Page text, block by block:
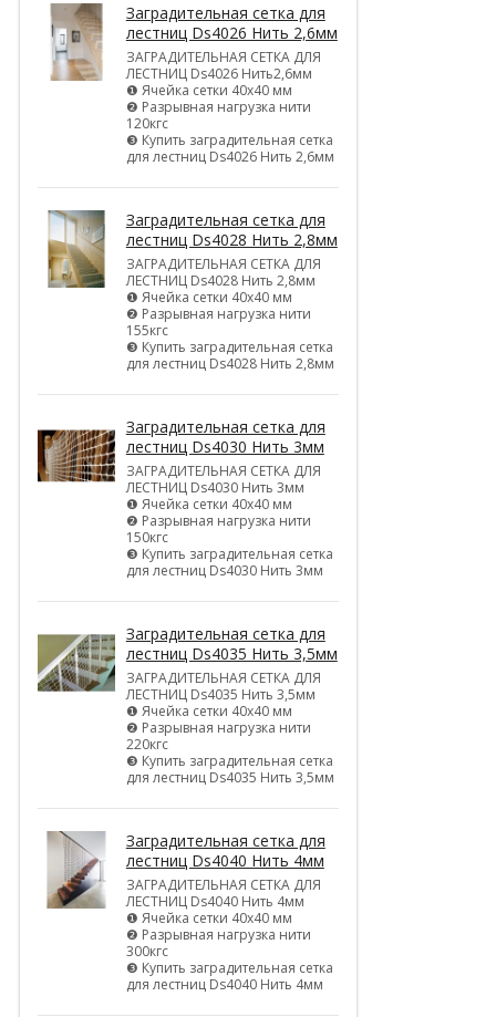
Заградительная сетка для
лестниц Ds4026 Нить 2,6мм
ЗАГРАДИТЕЛЬНАЯ СЕТКА ДЛЯ
ЛЕСТНИЦ Ds4026 Нить2,6мм
❶ Ячейка сетки 40х40 мм
❷ Разрывная нагрузка нити
120кгс
❸ Купить заградительная сетка
для лестниц Ds4026 Нить 2,6мм
Заградительная сетка для
лестниц Ds4028 Нить 2,8мм
ЗАГРАДИТЕЛЬНАЯ СЕТКА ДЛЯ
ЛЕСТНИЦ Ds4028 Нить 2,8мм
❶ Ячейка сетки 40х40 мм
❷ Разрывная нагрузка нити
155кгс
❸ Купить заградительная сетка
для лестниц Ds4028 Нить 2,8мм
Заградительная сетка для
лестниц Ds4030 Нить 3мм
ЗАГРАДИТЕЛЬНАЯ СЕТКА ДЛЯ
ЛЕСТНИЦ Ds4030 Нить 3мм
❶ Ячейка сетки 40х40 мм
❷ Разрывная нагрузка нити
150кгс
❸ Купить заградительная сетка
для лестниц Ds4030 Нить 3мм
Заградительная сетка для
лестниц Ds4035 Нить 3,5мм
ЗАГРАДИТЕЛЬНАЯ СЕТКА ДЛЯ
ЛЕСТНИЦ Ds4035 Нить 3,5мм
❶ Ячейка сетки 40х40 мм
❷ Разрывная нагрузка нити
220кгс
❸ Купить заградительная сетка
для лестниц Ds4035 Нить 3,5мм
Заградительная сетка для
лестниц Ds4040 Нить 4мм
ЗАГРАДИТЕЛЬНАЯ СЕТКА ДЛЯ
ЛЕСТНИЦ Ds4040 Нить 4мм
❶ Ячейка сетки 40х40 мм
❷ Разрывная нагрузка нити
300кгс
❸ Купить заградительная сетка
для лестниц Ds4040 Нить 4мм